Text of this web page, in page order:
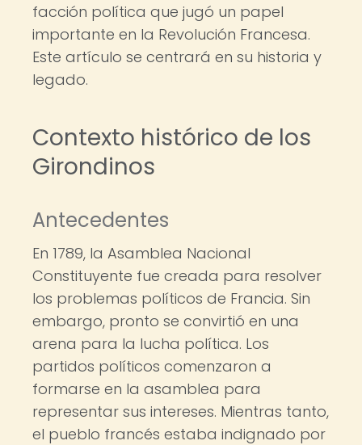
facción política que jugó un papel
importante en la Revolución Francesa.
Este artículo se centrará en su historia y
legado.
Contexto histórico de los
Girondinos
Antecedentes
En 1789, la Asamblea Nacional
Constituyente fue creada para resolver
los problemas políticos de Francia. Sin
embargo, pronto se convirtió en una
arena para la lucha política. Los
partidos políticos comenzaron a
formarse en la asamblea para
representar sus intereses. Mientras tanto,
el pueblo francés estaba indignado por